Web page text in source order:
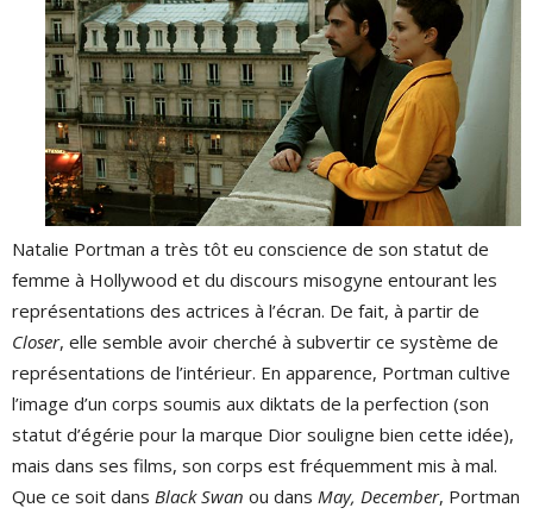
Natalie Portman a très tôt eu conscience de son statut de
femme à Hollywood et du discours misogyne entourant les
représentations des actrices à l’écran. De fait, à partir de
Closer, elle semble avoir cherché à subvertir ce système de
représentations de l’intérieur. En apparence, Portman cultive
l’image d’un corps soumis aux diktats de la perfection (son
statut d’égérie pour la marque Dior souligne bien cette idée),
mais dans ses films, son corps est fréquemment mis à mal.
Que ce soit dans Black Swan ou dans May, December, Portman